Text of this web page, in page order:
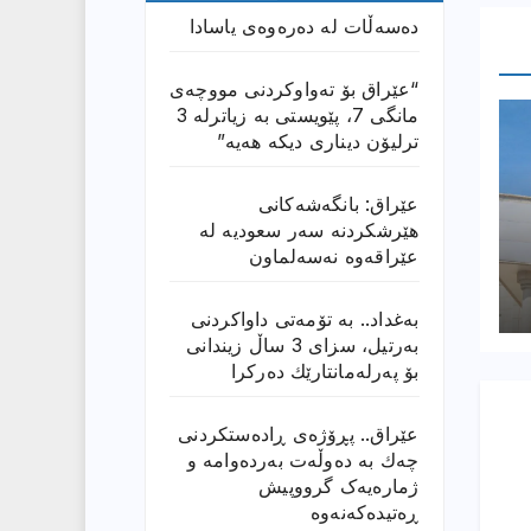
دەسەڵات لە دەرەوەی یاسادا
“عێراق بۆ تەواوکردنی مووچەی
مانگى 7، پێویستی بە زیاترلە 3
ترلیۆن دیناری دیکە هەیە”
عێراق: بانگەشەكانی
هێرشكردنە سەر سعودیە لە
عێراقەوە نەسەلماون
بەغداد.. بە تۆمەتی داواكردنی
بەرتیل، سزای 3 ساڵ زیندانی
بۆ پەرلەمانتارێك دەركرا
عێراق.. پڕۆژەی ڕادەستكردنی
چەك بە دەوڵەت بەردەوامە و
ژمارەیەک گرووپیش
ڕەتیدەکەنەوە